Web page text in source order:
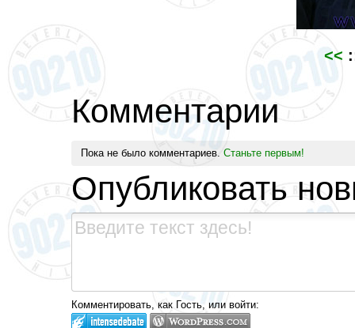
<<
Комментарии
Пока не было комментариев. Станьте первым!
Опубликовать
Комментировать, как Гость, или войти: